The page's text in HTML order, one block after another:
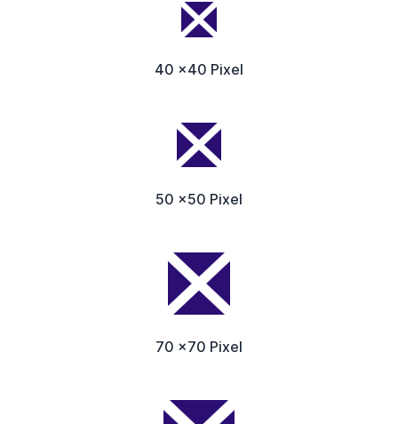
40 x40 Pixel
50 x50 Pixel
70 x70 Pixel